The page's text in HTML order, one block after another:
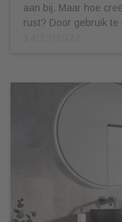
aan bij. Maar hoe
rust? Door gebruik